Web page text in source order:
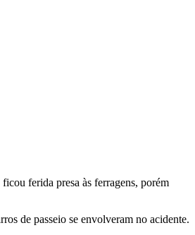
ferida presa às ferragens, porém
de passeio se envolveram no acidente.